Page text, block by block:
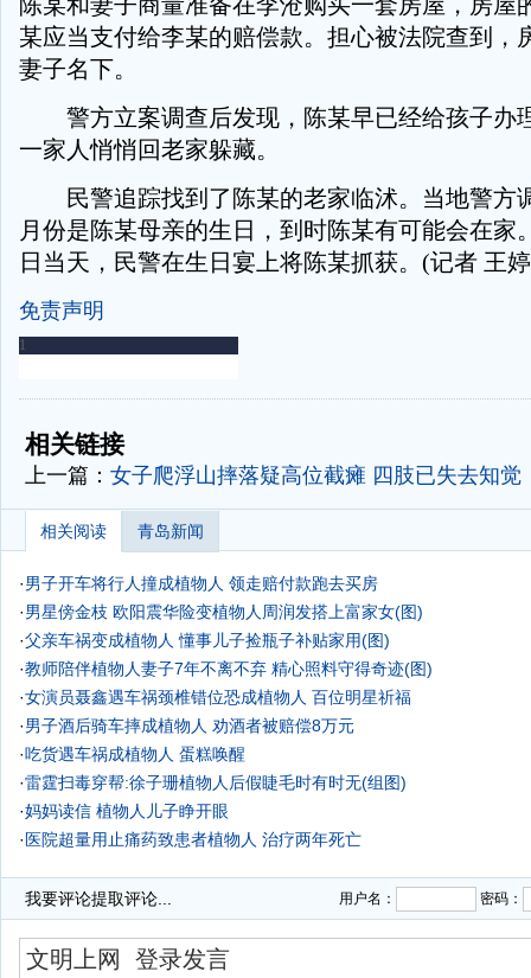
某应当支付给李某的赔偿款。担心被法院查到，
妻子名下。
警方立案调查后发现，陈某早已经给孩子办
一家人悄悄回老家躲藏。
民警追踪找到了陈某的老家临沭。当地警方
月份是陈某母亲的生日，到时陈某有可能会在家
日当天，民警在生日宴上将陈某抓获。(记者 王
免责声明
-
相关链接
上一篇： 女子爬浮山摔落疑高位截瘫 四肢已失去知觉
相关阅读 青岛新闻
·男子开车将行人撞成植物人 领走赔付款跑去买房
·男星傍金枝 欧阳震华险变植物人周润发搭上富家女(图)
·父亲车祸变成植物人 懂事儿子捡瓶子补贴家用(图)
·教师陪伴植物人妻子7年不离不弃 精心照料守得奇迹(图)
·女演员聂鑫遇车祸颈椎错位恐成植物人 百位明星祈福
·男子酒后骑车摔成植物人 劝酒者被赔偿8万元
·吃货遇车祸成植物人 蛋糕唤醒
·雷霆扫毒穿帮:徐子珊植物人后假睫毛时有时无(组图)
·妈妈读信 植物人儿子睁开眼
· 医院超量用止痛药致患者植物人 治疗两年死亡
我要评论提取评论... 用户名： 密码：